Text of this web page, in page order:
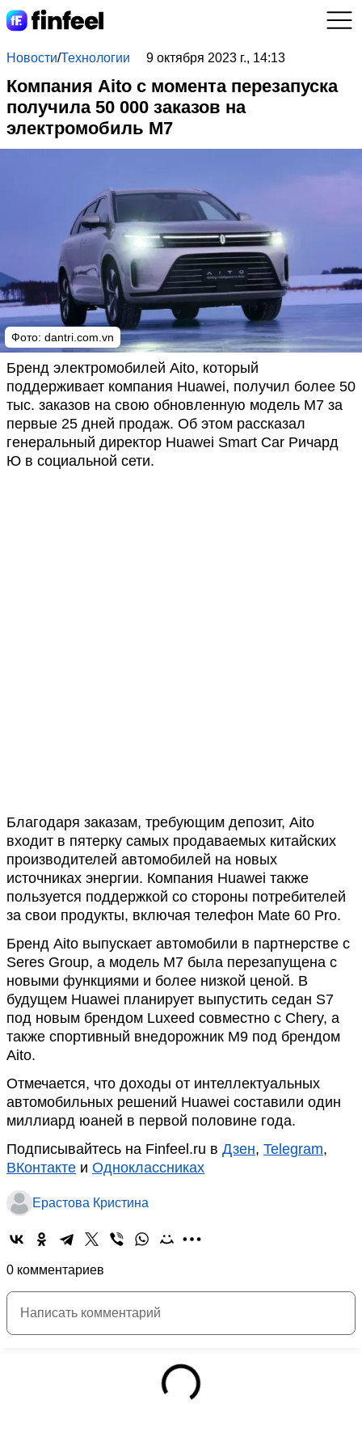
Новости/Технологии 9 октября 2023 г., 14:13
Компания Aito с момента перезапуска
получила 50 000 заказов на
электромобиль M7
Фото: dantri.com.vn
Бренд электромобилей Aito, который
поддерживает компания Huawei, получил более 50
тыс. заказов на свою обновленную модель M7 за
первые 25 дней продаж. Об этом рассказал
генеральный директор Huawei Smart Car Ричард
Ю в социальной сети.
Благодаря заказам, требующим депозит, Aito
входит в пятерку самых продаваемых китайских
производителей автомобилей на новых
источниках энергии. Компания Huawei также
пользуется поддержкой со стороны потребителей
за свои продукты, включая телефон Mate 60 Pro.
Бренд Aito выпускает автомобили в партнерстве с
Seres Group, а модель M7 была перезапущена с
новыми функциями и более низкой ценой. В
будущем Huawei планирует выпустить седан S7
под новым брендом Luxeed совместно с Chery, а
также спортивный внедорожник M9 под брендом
Aito.
Отмечается, что доходы от интеллектуальных
автомобильных решений Huawei составили один
миллиард юаней в первой половине года.
Подписывайтесь на Finfeel.ru в Дзен, Telegram,
ВКонтакте и Одноклассниках
Ерастова Кристина
0 комментариев